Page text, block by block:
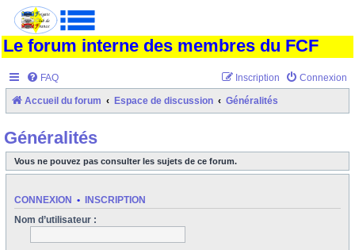
Le forum interne des membres du FCF
FAQ Connexion
Inscription
Accueil du forum Espace de discussion Généralités
Généralités
Vous ne pouvez pas consulter les sujets de ce forum.
CONNEXION • INSCRIPTION
Nom d’utilisateur :